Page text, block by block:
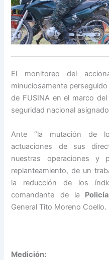
El monitoreo del
minuciosamente
de FUSINA en el marco
seguridad nacional
Ante “la mutación de
actuaciones de sus
nuestras operaciones y
replanteamiento, de un
la reducción de los
comandante de la
General Tito Moreno Coello.
Medición: